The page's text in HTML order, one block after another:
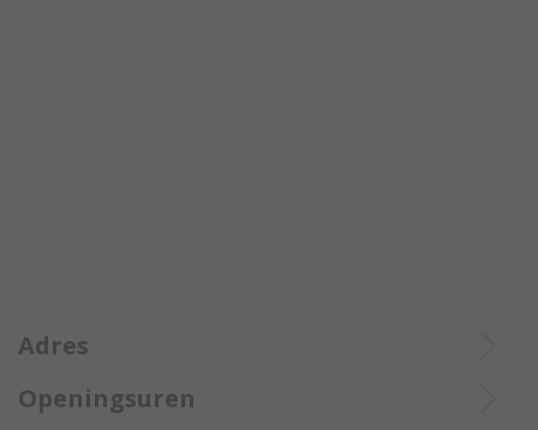
Adres
Ieperstraat 3
Openingsuren